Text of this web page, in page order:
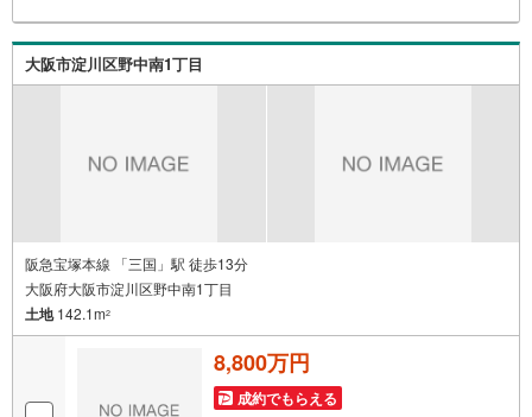
方も大歓迎です！年間8000棟以上の限定物件を発表してい
るオープンハウスだから出会える物件が多数ございます。
ンハウス・ディベロップメントの物件
大阪市淀川区野中南1丁目
阪急宝塚本線 「三国」駅 徒歩13分
大阪府大阪市淀川区野中南1丁目
土地142.1m2
8,800万円
成約でもらえる